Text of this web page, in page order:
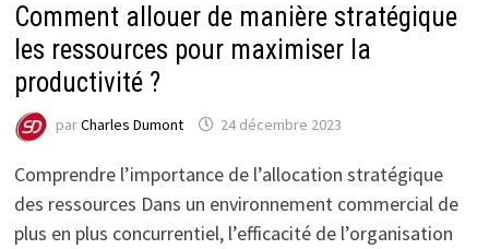
Comment allouer de manière stratégique
les ressources pour maximiser la
productivité ?
parCharles Dumont 24 décembre 2023
Comprendre l’importance de l’allocation stratégique
des ressources Dans un environnement commercial de
plus en plus concurrentiel, l’efficacité de l’organisation